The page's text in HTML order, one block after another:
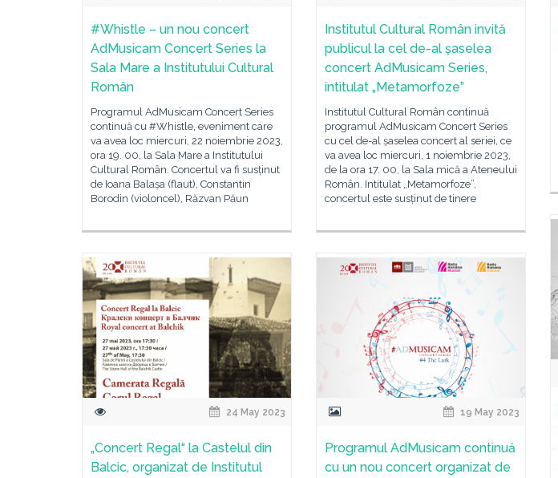
#Whistle – un nou concert
AdMusicam Concert Series la
Sala Mare a Institutului Cultural
Român
Programul AdMusicam Concert Series
continuă cu #Whistle, eveniment care
va avea loc miercuri, 22 noiembrie 2023,
ora 19. 00, la Sala Mare a Institutului
Cultural Român. Concertul va fi susținut
de Ioana Balașa (flaut), Constantin
Borodin (violoncel), Răzvan Păun
Institutul Cultural Român invită
publicul la cel de-al șaselea
concert AdMusicam Series,
intitulat „Metamorfoze”
Institutul Cultural Român continuă
programul AdMusicam Concert Series
cu cel de-al șaselea concert al seriei, ce
va avea loc miercuri, 1 noiembrie 2023,
de la ora 17. 00, la Sala mică a Ateneului
Român. Intitulat „Metamorfoze”,
concertul este susținut de tinere
24 May 2023
„Concert Regal“ la Castelul din
Balcic, organizat de Institutul
19 May 2023
Programul AdMusicam continuă
cu un nou concert organizat de